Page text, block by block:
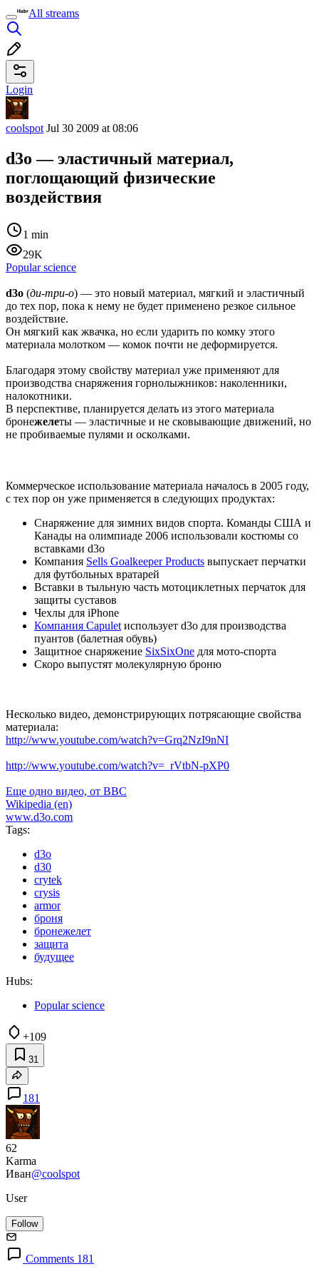
All streams
Login
coolspot Jul 30 2009 at 08:06
d3o — эластичный материал,
поглощающий физические
воздействия
1 min
29K
Popular science
d3o (ди-три-о) — это новый материал, мягкий и эластичный
до тех пор, пока к нему не будет применено резкое сильное
воздействие.
Он мягкий как жвачка, но если ударить по комку этого
материала молотком — комок почти не деформируется.
Благодаря этому свойству материал уже применяют для
производства снаряжения горнолыжников: наколенники,
налокотники.
В перспективе, планируется делать из этого материала
бронежелеты — эластичные и не сковывающие движений, но
не пробиваемые пулями и осколками.
Коммерческое использование материала началось в 2005 году,
с тех пор он уже применяется в следующих продуктах:
Снаряжение для зимних видов спорта. Команды США и
Канады на олимпиаде 2006 использовали костюмы со
вставками d3o
Компания Sells Goalkeeper Products выпускает перчатки
для футбольных вратарей
Вставки в тыльную часть мотоциклетных перчаток для
защиты суставов
Чехлы для iPhone
Компания Capulet использует d3o для производства
пуантов (балетная обувь)
Защитное снаряжение SixSixOne для мото-спорта
Скоро выпустят молекулярную броню
Несколько видео, демонстрирующих потрясающие свойства
материала:
http://www.youtube.com/watch?v=Grq2NzI9nNI
http://www.youtube.com/watch?v=_rVtbN-pXP0
Еще одно видео, от BBC
Wikipedia (en)
www.d3o.com
Tags:
d3o
d30
crytek
crysis
armor
броня
бронежелет
защита
будущее
Hubs:
Popular science
+109
31
181
62
Karma
Иван@coolspot
User
Follow
Comments 181